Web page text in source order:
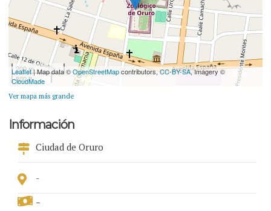
200 m
500 ft
Leaflet| Map data ©OpenStreetMapcontributors,CC-BY-SA, Imagery ©
CloudMade
Ver mapa más grande
Información
Ciudad de Oruro
-
-